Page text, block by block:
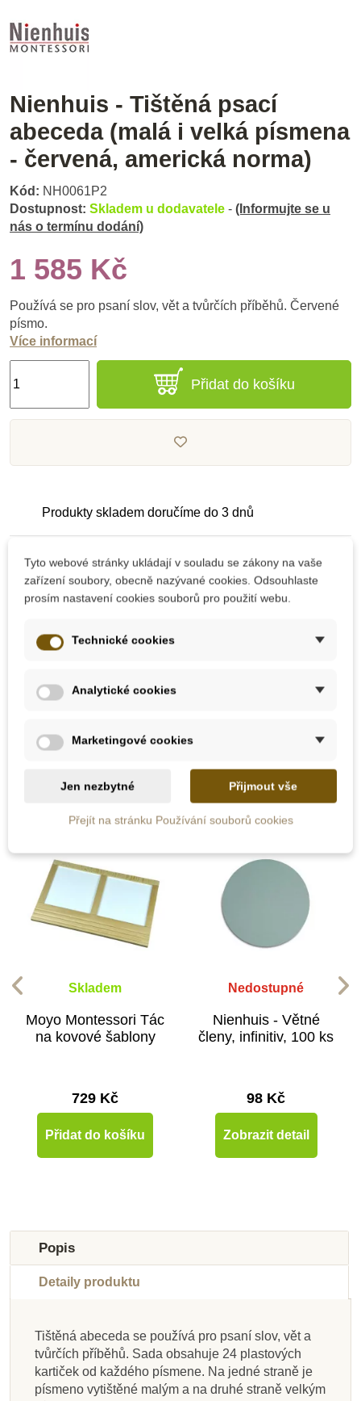
Nienhuis - Tištěná psací
abeceda (malá i velká písmena
- červená, americká norma)
Kód: NH0061P2
Dostupnost: Skladem u dodavatele - (Informujte se u
nás o termínu dodání)
1 585 Kč
Používá se pro psaní slov, vět a tvůrčích příběhů. Červené
písmo.
Více informací
Přidat do košíku
Produkty skladem doručíme do 3 dnů
Pečlivě vybrané kvalitní produkty
10 dalších produktů ve stejné
Skladem
Moyo Montessori Tác
na kovové šablony
729 Kč
Přidat do košíku
Nedostupné
Nienhuis - Větné
členy, infinitiv, 100 ks
98 Kč
Zobrazit detail
Skladem u
dodavatele
Skladem u
dodavatele
Skladem u
dodavatele
Skladem u
dodavatele
Skladem
Skladem u
dodavatele
Skladem u
dodavatele
Skladem u
dodavatele
Popis
Detaily produktu
Tištěná abeceda se používá pro psaní slov, vět a
tvůrčích příběhů. Sada obsahuje 24 plastových
kartiček od každého písmene. Na jedné straně je
písmeno vytištěné malým a na druhé straně velkým
Tyto webové stránky ukládají v souladu se zákony na vaše
zařízení soubory, obecně nazývané cookies. Odsouhlaste
prosím nastavení cookies souborů pro použití webu.
Technické cookies
Analytické cookies
Marketingové cookies
Jen nezbytné Přijmout vše
Přejít na stránku Používání souborů cookies